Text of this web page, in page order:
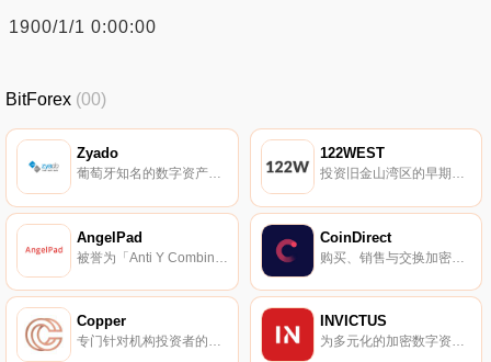
1900/1/1 0:00:00
BitForex (00)
Zyado
葡萄牙知名的数字资产交易平台。
122WEST
投资旧金山湾区的早期互联网与软件创业。
AngelPad CoinDirect
Copper
专门针对机构投资者的需求而设计的交易平台。
INVICTUS
为多元化的加密数字资者提供全方位的基金选择。